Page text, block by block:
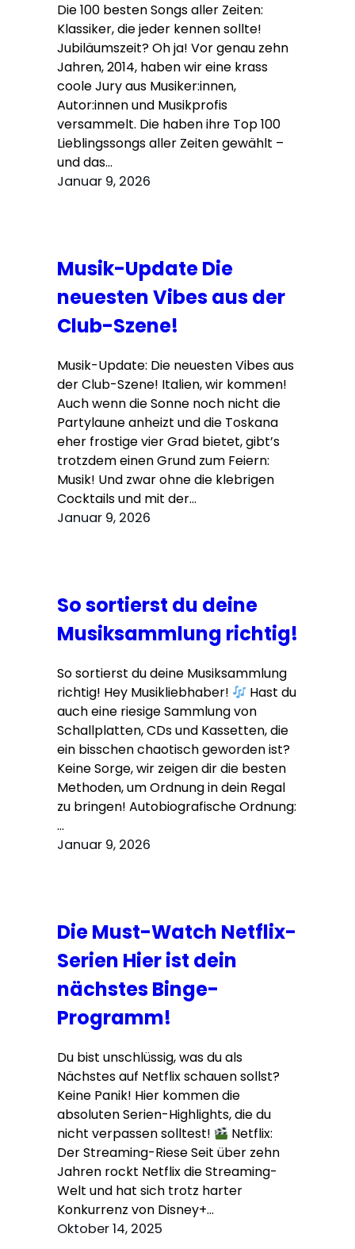
Die 100 besten Songs aller Zeiten:
Klassiker, die jeder kennen sollte!
Jubiläumszeit? Oh ja! Vor genau zehn
Jahren, 2014, haben wir eine krass
coole Jury aus Musiker:innen,
Autor:innen und Musikprofis
versammelt. Die haben ihre Top 100
Lieblingssongs aller Zeiten gewählt –
und das…
Januar 9, 2026
Musik-Update Die
neuesten Vibes aus der
Club-Szene!
Musik-Update: Die neuesten Vibes aus
der Club-Szene! Italien, wir kommen!
Auch wenn die Sonne noch nicht die
Partylaune anheizt und die Toskana
eher frostige vier Grad bietet, gibt’s
trotzdem einen Grund zum Feiern:
Musik! Und zwar ohne die klebrigen
Cocktails und mit der…
Januar 9, 2026
So sortierst du deine
Musiksammlung richtig!
So sortierst du deine Musiksammlung
richtig! Hey Musikliebhaber!
Hast du
auch eine riesige Sammlung von
Schallplatten, CDs und Kassetten, die
ein bisschen chaotisch geworden ist?
Keine Sorge, wir zeigen dir die besten
Methoden, um Ordnung in dein Regal
zu bringen! Autobiografische Ordnung:
…
Januar 9, 2026
Die Must-Watch Netflix-
Serien Hier ist dein
nächstes Binge-
Programm!
Du bist unschlüssig, was du als
Nächstes auf Netflix schauen sollst?
Keine Panik! Hier kommen die
absoluten Serien-Highlights, die du
nicht verpassen solltest!
Netflix:
Der Streaming-Riese Seit über zehn
Jahren rockt Netflix die Streaming-
Welt und hat sich trotz harter
Konkurrenz von Disney+…
Oktober 14, 2025